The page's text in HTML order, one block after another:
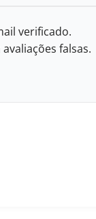
verificado.
falsas.